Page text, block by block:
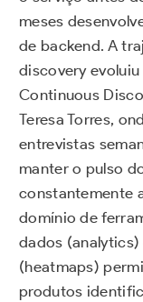
meses
de backend. A
discovery
Continuous
Teresa Torres,
entrevistas
manter o pulso
constantemente
domínio de
dados
(heatmaps)
produtos